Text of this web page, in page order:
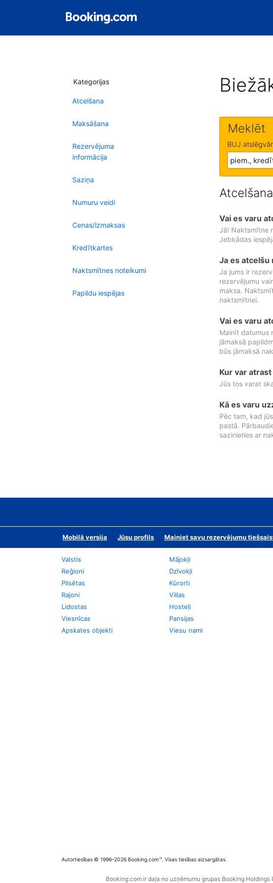
Kategorijas
Atcelšana
Maksāšana
Rezervējuma
informācija
Saziņa
Numuru veidi
Cenas/izmaksas
Kredītkartes
Naktsmītnes noteikumi
Papildu iespējas
Meklēt
BUJ
Atcelšana
Vai es varu
Jā! Naktsmītne
Jebkādas
Ja es atcelšu
Ja jums ir
rezervējumu
maksa.
naktsmītnei.
Vai es varu
Mainīt datumus
jāmaksā
būs jāmaksā
Kur var
Jūs tos varat
Kā es varu
Pēc tam, kad
pastā.
sazinieties ar
Mobilā versija Jūsu profils Mainiet savu rezervējumu
Valstis
Reģioni
Pilsētas
Rajoni
Lidostas
Viesnīcas
Apskates objekti
Mājokļi
Dzīvokļi
Kūrorti
Villas
Hosteļi
Pansijas
Viesu nami
Autortiesības © 1996–2026 Booking.com™. Visas tiesības aizsargātas.
Booking.com ir daļa no uzņēmumu grupas Booking